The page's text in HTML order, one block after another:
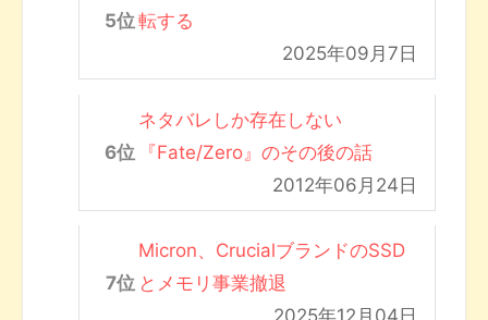
転する
2025年09月7日
ネタバレしか存在しない
『Fate/Zero』のその後の話
2012年06月24日
Micron、CrucialブランドのSSD
とメモリ事業撤退